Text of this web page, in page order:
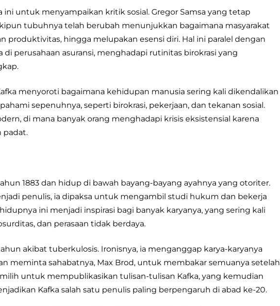
untuk menyampaikan kritik sosial. Gregor Samsa yang tetap
tubuhnya telah berubah menunjukkan bagaimana masyarakat
produktivitas, hingga melupakan esensi diri. Hal ini paralel dengan
di perusahaan asuransi, menghadapi rutinitas birokrasi yang
menyoroti bagaimana kehidupan manusia sering kali dikendalikan
sepenuhnya, seperti birokrasi, pekerjaan, dan tekanan sosial.
di mana banyak orang menghadapi krisis eksistensial karena
padat.
1883 dan hidup di bawah bayang-bayang ayahnya yang otoriter.
penulis, ia dipaksa untuk mengambil studi hukum dan bekerja
ini menjadi inspirasi bagi banyak karyanya, yang sering kali
dan perasaan tidak berdaya.
akibat tuberkulosis. Ironisnya, ia menganggap karya-karyanya
meminta sahabatnya, Max Brod, untuk membakar semuanya setelah
untuk mempublikasikan tulisan-tulisan Kafka, yang kemudian
Kafka salah satu penulis paling berpengaruh di abad ke-20.